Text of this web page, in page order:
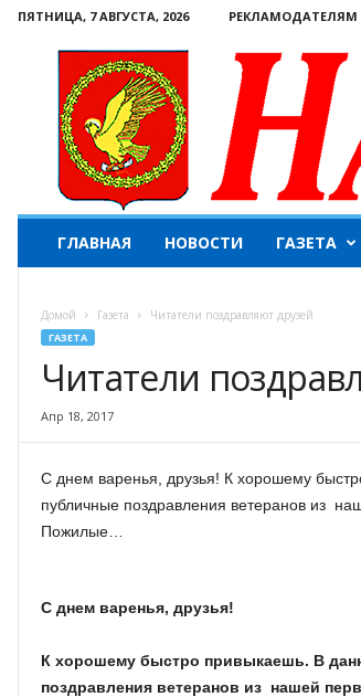
ПЯТНИЦА, 7 АВГУСТА, 2026 РЕКЛАМОДАТЕЛЯМ
ш
ГЛАВНАЯ НОВОСТИ ГАЗЕТА
Домой Газета Читатели поздравляют друзей
ГАЗЕТА
Читатели
Апр 18, 2017
С днем варенья, друзья! К хорошему
публичные поздравления ветеранов из
Пожилые…
С днем варенья, друзья!
К хорошему быстро привыкаешь. В
поздравления ветеранов из нашей